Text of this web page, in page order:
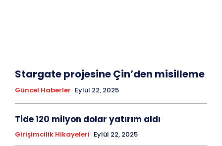
Stargate projesine Çin’den misilleme
Güncel Haberler Eylül 22, 2025
Tide 120 milyon dolar yatırım aldı
Girişimcilik Hikayeleri Eylül 22, 2025